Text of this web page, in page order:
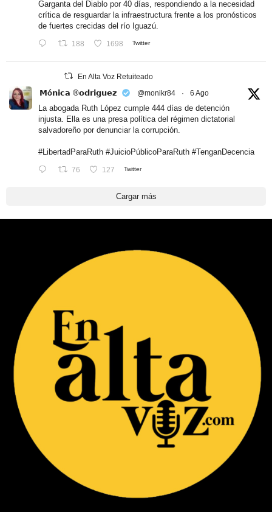
Garganta del Diablo por 40 días, respondiendo a la necesidad
crítica de resguardar la infraestructura frente a los pronósticos
de fuertes crecidas del río Iguazú.
188 1698 Twitter
En Alta Voz Retuiteado
𝗠ó𝗻𝗶𝗰𝗮 ®𝗼𝗱𝗿𝗶𝗴𝘂𝗲𝘇 @monikr84 · 6 Ago
La abogada Ruth López cumple 444 días de detención
injusta. Ella es una presa política del régimen dictatorial
salvadoreño por denunciar la corrupción.
#LibertadParaRuth #JuicioPúblicoParaRuth #TenganDecencia
76 127 Twitter
Cargar más